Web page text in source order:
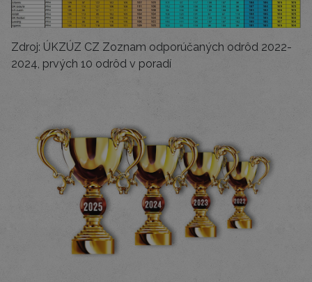
Zdroj: ÚKZÚZ CZ Zoznam odporúčaných odrôd 2022-
2024, prvých 10 odrôd v poradí